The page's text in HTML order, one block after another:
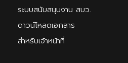
ระบบสนับสนุนงาน สบว.
ดาวน์โหลดเอกสาร
สำหรับเจ้าหน้าที่